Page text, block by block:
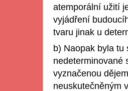
atemporální užití
vyjádření
tvaru jinak u
b) Naopak byla
nedeterminované
vyznačenou
neuskutečněným